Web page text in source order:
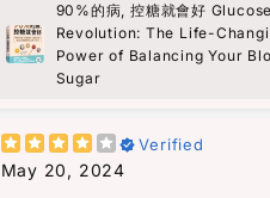
經常面對能量波動的問題，尤其是
午時段，總是需要依靠咖啡來保持
醒。但這些短暫的提神效果常常伴
更嚴重的疲憊和煩躁。
書中的建議非常實用，比如建議先
拉再吃主餐，還有避免空腹吃高糖
物。我開始實施這些方法後，發現
90%的病, 控糖就會好 Glucose
Revolution: The Life-
Power of Balancing Your
Sugar
Verified
May 20, 2024